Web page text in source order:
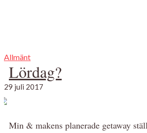
Allmänt
Lördag?
29 juli 2017
Min & makens planerade getaway